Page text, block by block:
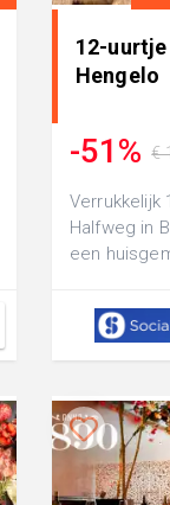
12-uurtje
Hengelo
-51% €
Verrukkelijk
Halfweg in
een